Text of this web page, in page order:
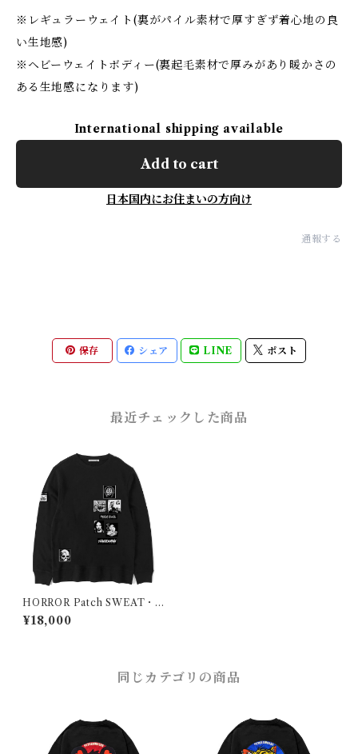
※レギュラーウェイト(裏がパイル素材で厚すぎず着心地の良
い生地感)
※ヘビーウェイトボディー(裏起毛素材で厚みがあり暖かさの
ある生地感になります)
International shipping available
Add to cart
日本国内にお住まいの方向け
通報する
保存 シェア LINE ポスト
最近チェックした商品
HORROR Patch SWEAT・H
OODIE・ZIP HOODIE
¥18,000
同じカテゴリの商品